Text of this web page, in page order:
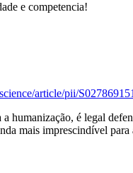
e competencia!
article/pii/
a humanização, é legal
mais imprescindível para